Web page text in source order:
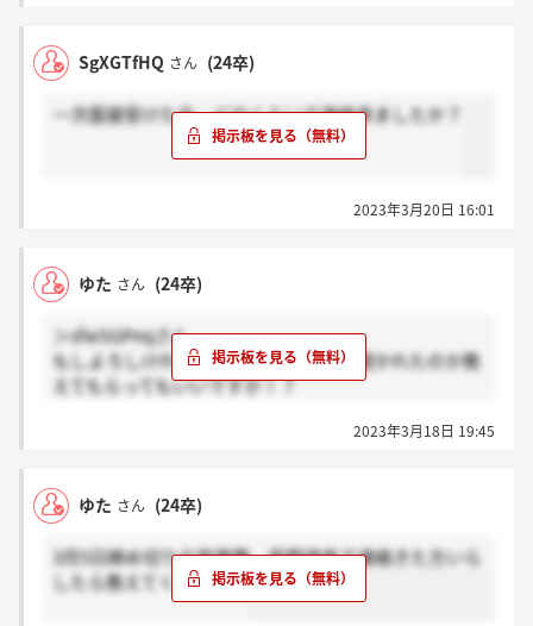
SgXGTfHQ さん (24卒)
一次面接受けた方、どのくらいで連絡来ましたか？
2023年3月20日 16:01
ゆた さん (24卒)
＞sfwSGPnqさん
もしよろしければ最終面接どんなこと聞かれたのか教
えてもらってもいいですか！？
2023年3月18日 19:45
ゆた さん (24卒)
3月5日締め切りの営業職 早期選考で連絡きた方いら
したら教えてください！